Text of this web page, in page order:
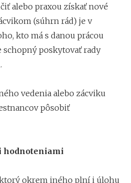
alebo praxou získať nové
(súhrn rád) je v
kto má s danou prácou
schopný poskytovať rady
vedenia alebo zácviku
pôsobiť
hodnoteniami
okrem iného plní i úlohu